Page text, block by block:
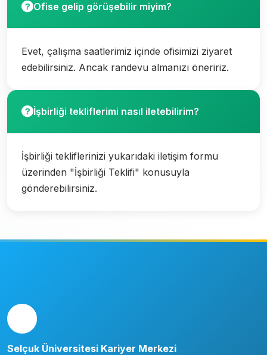
Ofise gelip görüşebilir miyim?
Evet, çalışma saatlerimiz içinde ofisimizi ziyaret
edebilirsiniz. Ancak randevu almanızı öneririz.
İşbirliği tekliflerimi nasıl iletebilirim?
İşbirliği tekliflerinizi yukarıdaki iletişim formu
üzerinden "İşbirliği Teklifi" konusuyla
gönderebilirsiniz.
Selçuk Üniversitesi Kariyer Merkezi